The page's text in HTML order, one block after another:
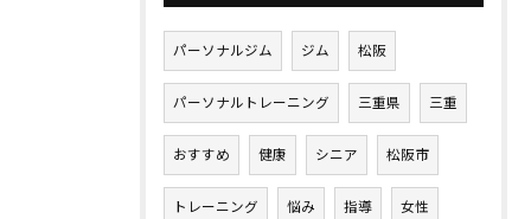
パーソナルジム ジム 松阪
パーソナルトレーニング 三重県 三重
おすすめ 健康 シニア 松阪市
トレーニング 悩み 指導 女性